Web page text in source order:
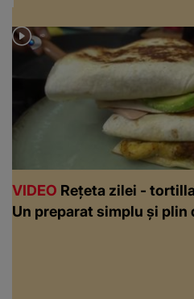
VIDEO Rețeta zilei -
Un preparat simplu și plin